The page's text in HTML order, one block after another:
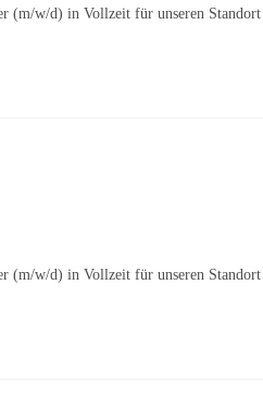
(m/w/d) in Vollzeit für unseren
(m/w/d) in Vollzeit für unseren